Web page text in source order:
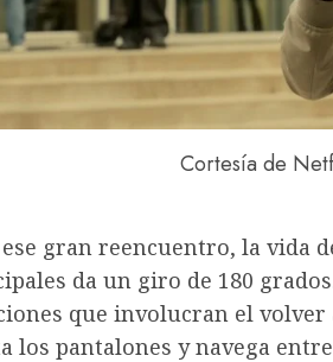
Cortesía de
gran reencuentro, la vida
da un giro de 180
que involucran el
los pantalones y navega